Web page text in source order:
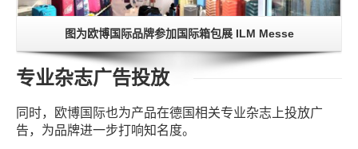
图为欧博国际品牌参加国际箱包展 ILM Messe
专业杂志广告投放
同时，欧博国际也为产品在德国相关专业杂志上投放广
告，为品牌进一步打响知名度。